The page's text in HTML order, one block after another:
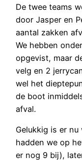
De twee teams
door Jasper en
aantal zakken
We hebben
opgevist, maar
velg en 2
wel het
de boot
afval.
Gelukkig is er
hadden we op
er nog 9 bij),